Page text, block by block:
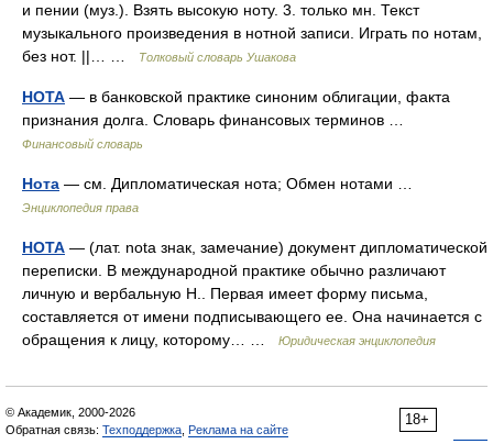
и пении (муз.). Взять высокую ноту. 3. только мн. Текст
музыкального произведения в нотной записи. Играть по нотам,
без нот. ||… …
Толковый словарь Ушакова
НОТА — в банковской практике синоним облигации, факта
признания долга. Словарь финансовых терминов …
Финансовый словарь
Нота — см. Дипломатическая нота; Обмен нотами …
Энциклопедия права
НОТА — (лат. nota знак, замечание) документ дипломатической
переписки. В международной практике обычно различают
личную и вербальную Н.. Первая имеет форму письма,
составляется от имени подписывающего ее. Она начинается с
обращения к лицу, которому… …
Юридическая энциклопедия
18+
© Академик, 2000-2026
Обратная связь: Техподдержка Реклама на сайте